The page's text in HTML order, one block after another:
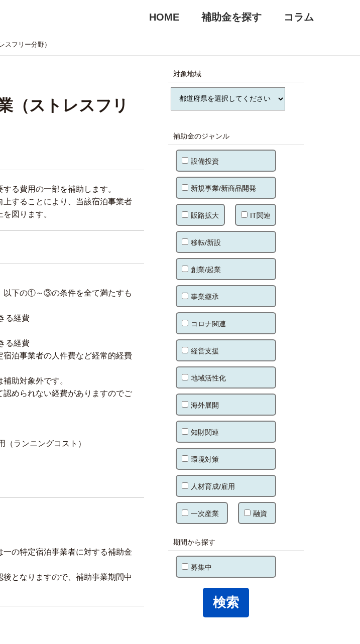
HOME 補助金を探す コラム
スフリー分野）
（ストレスフリ
る費用の一部を補助します。
することにより、当該宿泊事業者
図ります。
以下の①～③の条件を全て満たすも
る経費
る経費
泊事業者の人件費など経常的経費
助対象外です。
められない経費がありますのでご
（ランニングコスト）
の特定宿泊事業者に対する補助金
となりますので、補助事業期間中
対象地域
補助金のジャンル
設備投資
新規事業/新商品開発
販路拡大 IT関連
移転/新設
創業/起業
事業継承
コロナ関連
経営支援
地域活性化
海外展開
知財関連
環境対策
人材育成/雇用
一次産業 融資
期間から探す
募集中